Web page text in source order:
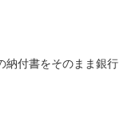
納付書をそのまま銀行